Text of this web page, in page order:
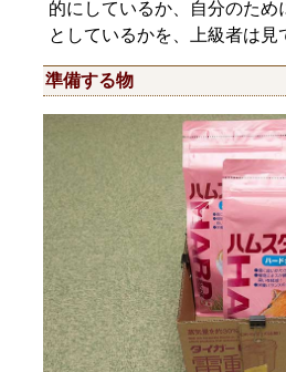
的にしているか、自分のため
としているかを、上級者は見
準備する物